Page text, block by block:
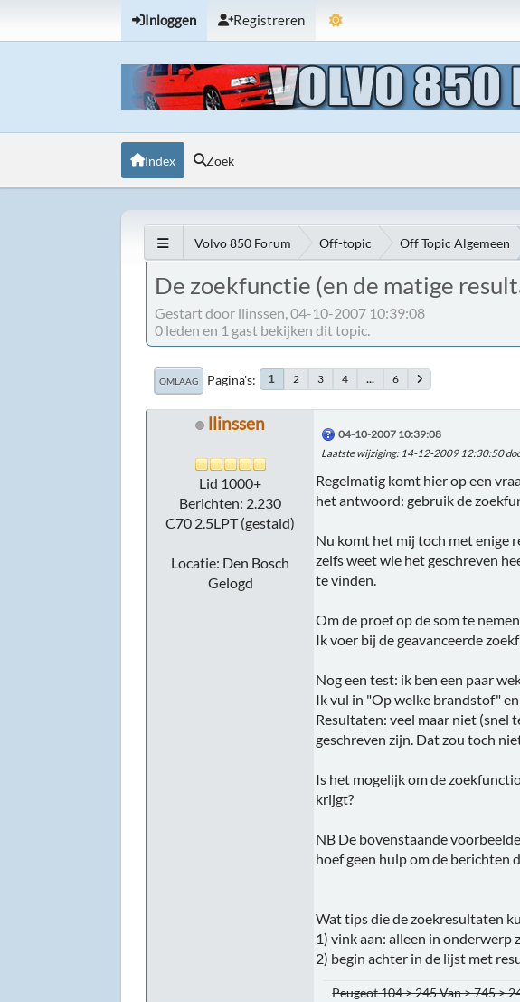
Inloggen Registreren
Index Zoek
Volvo 850 Forum Off-topic Off Topic Algemeen
De zoekfunctie (en de matige
Gestart door llinssen, 04-10-2007 10:39:08
0 leden en 1 gast bekijken dit topic.
OMLAAG Pagina's 1 2 3 4 ... 6
llinssen
Lid 1000+
Berichten: 2.230
C70 2.5LPT (gestald)
Locatie: Den Bosch
Gelogd
04-10-2007 10:39:08
Laatste wijziging: 14-12-2009 12:30:50
Regelmatig komt hier op een
het antwoord: gebruik de
Nu komt het mij toch met enige
zelfs weet wie het geschreven
te vinden.
Om de proef op de som te
Ik voer bij de geavanceerde
Nog een test: ik ben een paar
Ik vul in "Op welke brandstof" en
Resultaten: veel maar niet (snel
geschreven zijn. Dat zou toch
Is het mogelijk om de
krijgt?
NB De bovenstaande
hoef geen hulp om de berichten
Wat tips die de zoekresultaten
1) vink aan: alleen in onderwerp
2) begin achter in de lijst met
Peugeot 104 > 245 Van > 745 >